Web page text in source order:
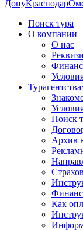
ДонуКраснодар
Поиск тура
О компании
О нас
Поиск
Архив
Как